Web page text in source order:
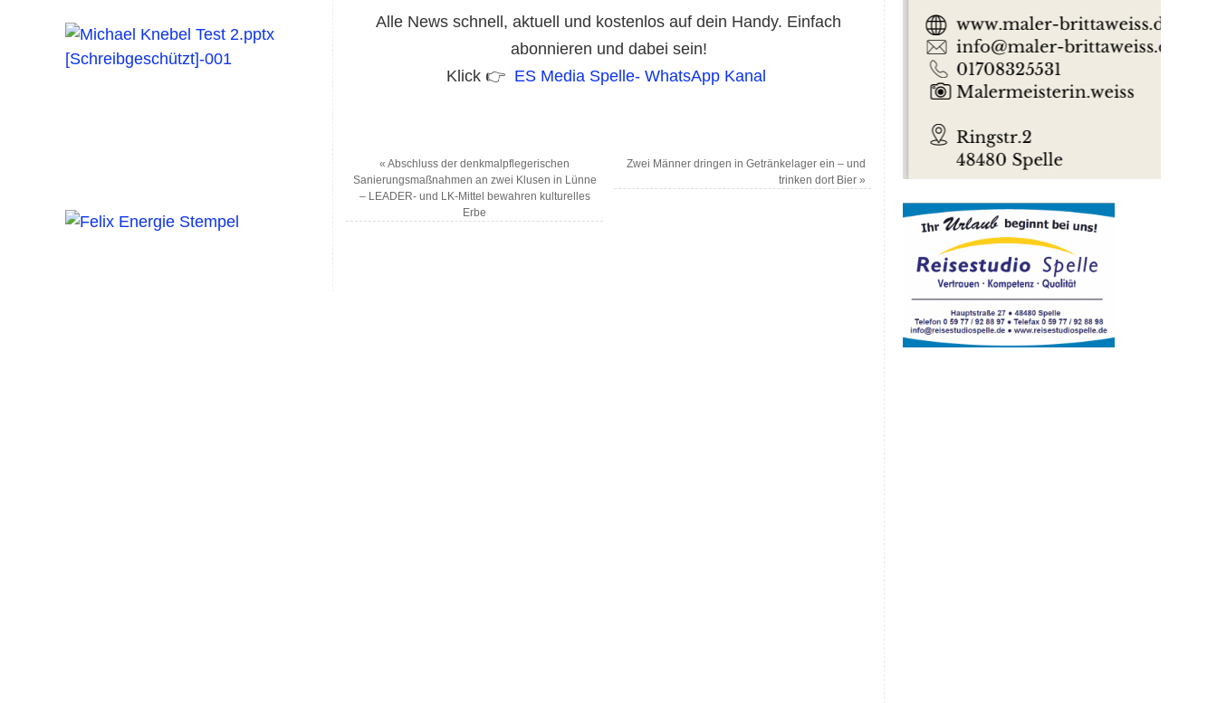
Alle News schnell, aktuell und kostenlos auf dein Handy. Einfach
abonnieren und dabei sein!
Klick 👉 ES Media Spelle- WhatsApp Kanal
« Abschluss der denkmalpflegerischen
Sanierungsmaßnahmen an zwei Klusen in Lünne
– LEADER- und LK-Mittel bewahren kulturelles
Erbe
Zwei Männer dringen in Getränkelager ein – und
trinken dort Bier»